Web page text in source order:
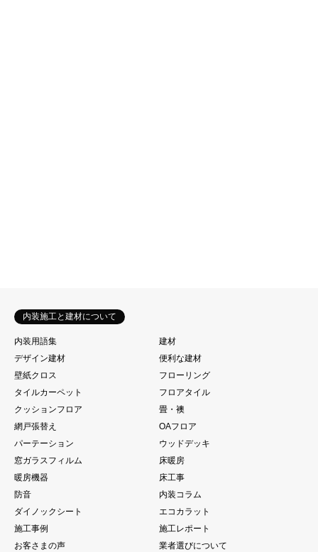
内装施工と建材について
内装用語集
建材
デザイン建材
便利な建材
壁紙クロス
フローリング
タイルカーペット
フロアタイル
クッションフロア
畳・襖
網戸張替え
OAフロア
パーテーション
ウッドデッキ
窓ガラスフィルム
床暖房
暖房機器
床工事
防音
内装コラム
ダイノックシート
エコカラット
施工事例
施工レポート
お客さまの声
業者選びについて